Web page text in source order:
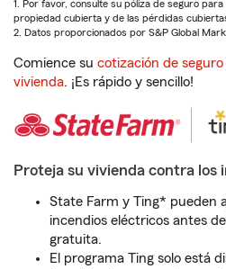
1. Por favor, consulte su póliza de seguro
propiedad cubierta y de las pérdidas
2. Datos proporcionados por S&P Global
Comience su cotización de
vivienda. ¡Es rápido y sencillo!
Proteja su vivienda contra los
State Farm y Ting* pueden
incendios eléctricos antes
gratuita.
El programa Ting solo está